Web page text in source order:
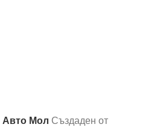
Авто Мол Създаден от